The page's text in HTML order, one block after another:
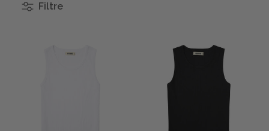
Filtre